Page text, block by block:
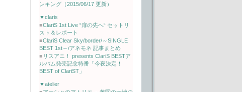
ンキング（2015/06/17 更新）
▼claris
■ClariS 1st Live “扉の先へ“ セットリ
スト＆レポート
■ClariS Clear Sky/border/～SINGLE
BEST 1st～/アネモネ 記事まとめ
■ リスアニ！ presents ClariS BESTア
ルバム発売記念特番「今夜決定！
BEST of ClariST」
▼atelier